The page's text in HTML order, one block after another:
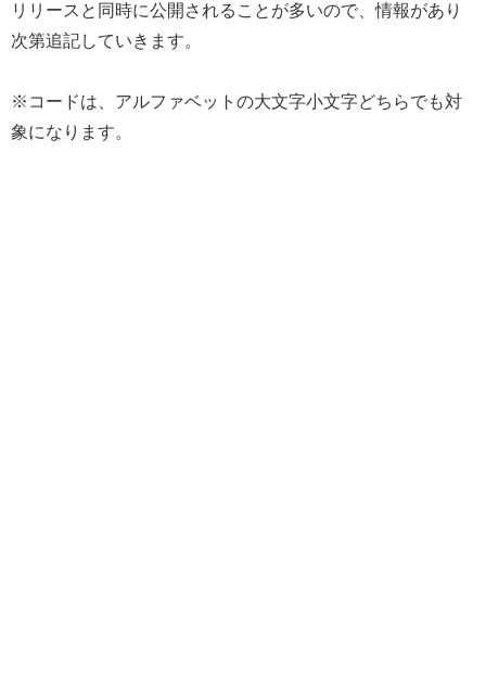
リリースと同時に公開されることが多いので、情報があり
次第追記していきます。
※コードは、アルファベットの大文字小文字どちらでも対
象になります。